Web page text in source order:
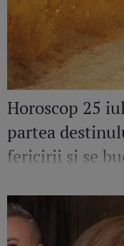
Horoscop 25
partea
fericirii și se